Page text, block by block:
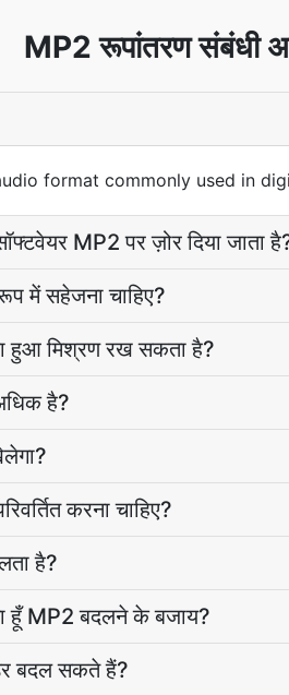
MP2 रूपांतरण संबंधी
format commonly used in
MP2 पर ज़ोर दिया जाता
में सहेजना चाहिए?
हुआ मिश्रण रख सकता है?
है?
करना चाहिए?
है?
हूँ MP2 बदलने के बजाय?
बदल सकते हैं?